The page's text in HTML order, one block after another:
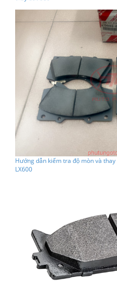
Hướng dẫn kiểm tra độ mòn và
LX600